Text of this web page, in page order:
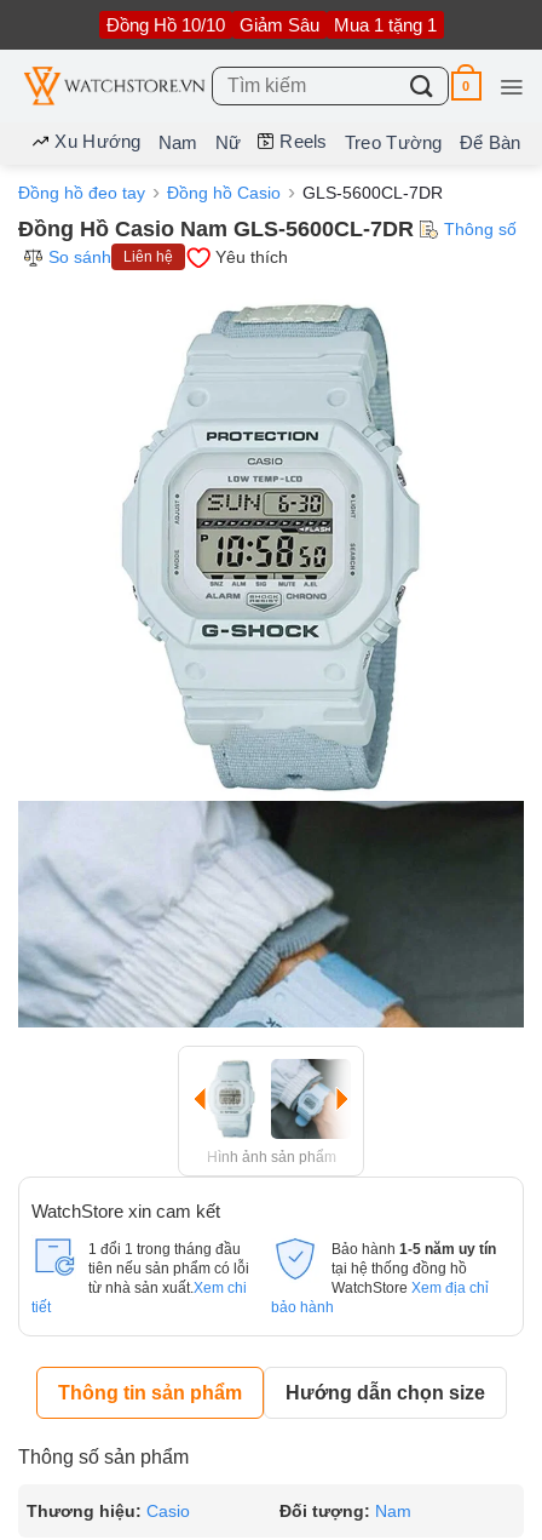
nội
dung
Đồng Hồ 10/10 Giảm Sâu Mua 1 tặng 1
Tìm
kiếm:
0
Xu Hướng Nam Nữ Reels Treo Tường Để Bàn
Đồng hồ đeo tay Đồng hồ Casio GLS-5600CL-7DR
Đồng Hồ Casio Nam GLS-5600CL-7DR
Thông số
So sánh
Liên hệ Yêu thích
Hình ảnh sản phẩm
WatchStore xin cam kết
1 đổi 1 trong tháng đầu
tiên nếu sản phẩm có lỗi
từ nhà sản xuất. Xem chi
tiết
Bảo hành 1-5 năm uy tín
tại hệ thống đồng hồ
WatchStore Xem địa chỉ
bảo hành
Thông tin sản phẩm Hướng dẫn chọn size
Thông số sản phẩm
Thương hiệu: Casio Đối tượng: Nam